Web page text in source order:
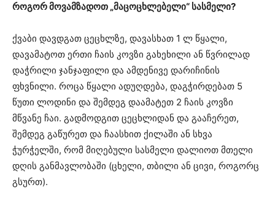
როგორ მოვამზადოთ „მაცოცხლებელი“ სასმელი?
ქვაბი დავდგათ ცეცხლზე, დავასხათ 1 ლ წყალი,
დავამატოთ ერთი ჩაის კოვზი გახეხილი ან წვრილად
დაჭრილი ჯანჯაფილი და ამდენივე დარიჩინის
ფხვნილი. როცა წყალი ადუღდება, დაგჭირდებათ 5
წუთი ლოდინი და შემდეგ დაამატეთ 2 ჩაის კოვზი
მწვანე ჩაი. გადმოდგით ცეცხლიდან და გააჩერეთ,
შემდეგ გაწურეთ და ჩაასხით ქილაში ან სხვა
ჭურჭელში, რომ მიღებული სასმელი დალიოთ მთელი
დღის განმავლობაში (ცხელი, თბილი ან ცივი, როგორც
გსურთ).